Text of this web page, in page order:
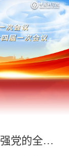
新华社评论员：必须坚持和加强党的全面领导、坚定不移全面从严治党